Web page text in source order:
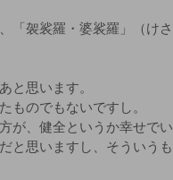
「袈裟羅・婆裟羅」（けさ
と思います。
ものでもないですし。
が、健全というか幸せでい
と思いますし、そういうも